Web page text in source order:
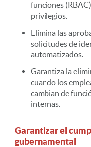
funciones
privilegios.
Elimina las
solicitudes de
automatizados.
Garantiza la
cuando los
cambian de
internas.
Garantizar el
gubernamental